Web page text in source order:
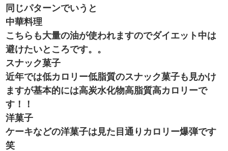
同じパターンでいうと
中華料理
こちらも大量の油が使われますのでダイエット中は
避けたいところです。。
スナック菓子
近年では低カロリー低脂質のスナック菓子も見かけ
ますが基本的には高炭水化物高脂質高カロリーで
す！！
洋菓子
ケーキなどの洋菓子は見た目通りカロリー爆弾です
笑